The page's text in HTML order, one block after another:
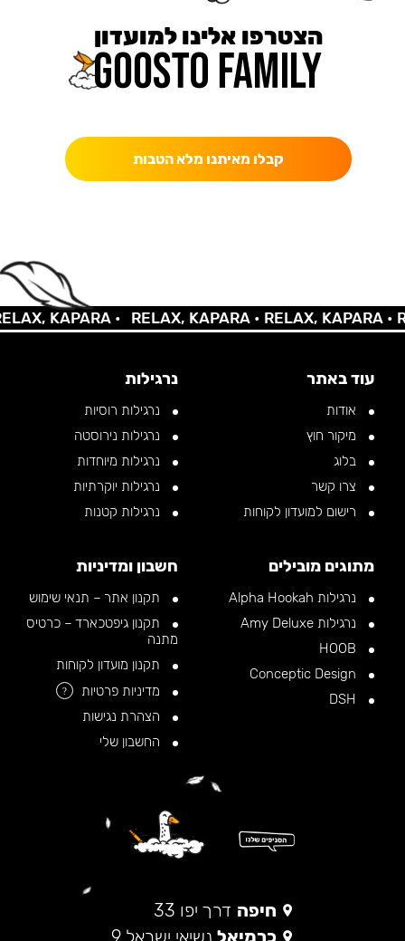
הצטרפו אלינו למועדון
קבלו מאיתנו מלא הטבות
KAPARA • RELAX, KAPARA •RELAX, KAPARA •
עוד באתר
אודות
מיקור חוץ
בלוג
צרו קשר
רישום למועדון לקוחות
נרגילות
נרגילות רוסיות
נרגילות נירוסטה
נרגילות מיוחדות
נרגילות יוקרתיות
נרגילות קטנות
מתוגים מובילים
נרגילות Alpha Hookah
נרגילות Amy Deluxe
חשבון ומדיניות
תקנון אתר – תנאי שימוש
תקנון גיפטכארד – כרטיס
מתנה
תקנון מועדון לקוחות
מדיניות פרטיות
?
הצהרת נגישות
החשבון שלי
חיפה דרך יפו 33
כרמיאל נשיאי ישראל 9